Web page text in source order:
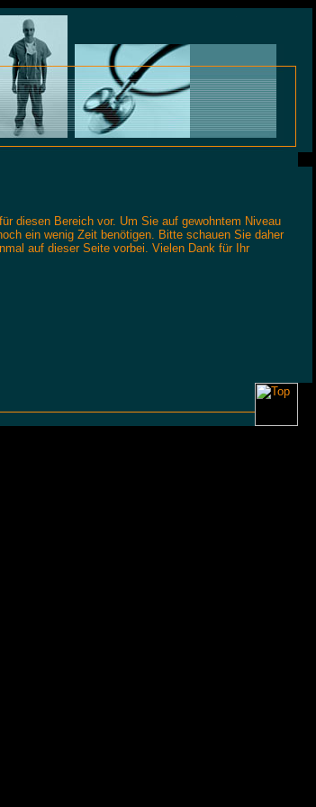
diesen Bereich vor. Um Sie auf gewohntem Niveau
ein wenig Zeit benötigen. Bitte schauen Sie daher
auf dieser Seite vorbei. Vielen Dank für Ihr